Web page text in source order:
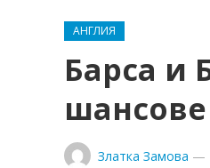
АНГЛИЯ
Барса и
шансове
Златка Замова —